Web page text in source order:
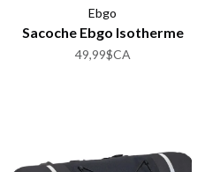
Ebgo
Sacoche Ebgo Isotherme
49,99$CA